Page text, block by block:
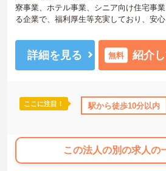
年間休日110日以上 資格取得
寮事業、ホテル事業、シニア向け住宅事
る企業で、福利厚生等充実しており、安
だけます。ご興味のある方は面接対策等お
軽にお問い合わせ下さい。
詳細を見る 無料 紹介
ここに注目！ 駅から徒歩10分以内
この法人の別の求人の